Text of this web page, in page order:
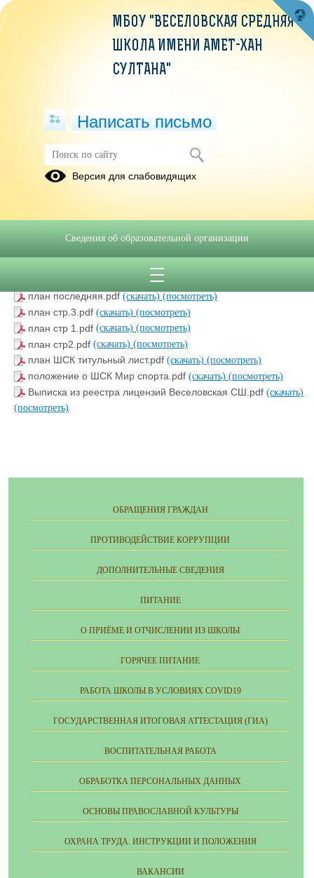
Школьный спортивный клуб "Мир
спорта"
календарный план ШСК на 2021-2022.pdf
расписание работы ШСК.pdf(скачать)
план последняя.pdf (скачать) (посмотреть)
план стр.3.pdf (скачать) (посмотреть)
план стр 1.pdf (скачать) (посмотреть)
план стр2.pdf (скачать) (посмотреть)
план ШСК титульный лист.pdf (скачать) (посмотреть)
положение о ШСК Мир спорта.pdf (скачать) (посмотреть)
Выписка из реестра лицензий Веселовская СШ.pdf (скачать)
(посмотреть)
ОБРАЩЕНИЯ ГРАЖДАН
ПРОТИВОДЕЙСТВИЕ КОРРУПЦИИ
ДОПОЛНИТЕЛЬНЫЕ СВЕДЕНИЯ
ПИТАНИЕ
О ПРИЁМЕ И ОТЧИСЛЕНИИ ИЗ ШКОЛЫ
ГОРЯЧЕЕ ПИТАНИЕ
РАБОТА ШКОЛЫ В УСЛОВИЯХ COVID19
ГОСУДАРСТВЕННАЯ ИТОГОВАЯ АТТЕСТАЦИЯ (ГИА)
ВОСПИТАТЕЛЬНАЯ РАБОТА
ОБРАБОТКА ПЕРСОНАЛЬНЫХ ДАННЫХ
ОСНОВЫ ПРАВОСЛАВНОЙ КУЛЬТУРЫ
ОХРАНА ТРУДА. ИНСТРУКЦИИ И ПОЛОЖЕНИЯ
ВАКАНСИИ
МБОУ "ВЕСЕЛОВСКАЯ СРЕДНЯЯ
ШКОЛА ИМЕНИ АМЕТ-ХАН
СУЛТАНА"
Написать письмо
Версия для слабовидящих
Сведения об образовательной организации